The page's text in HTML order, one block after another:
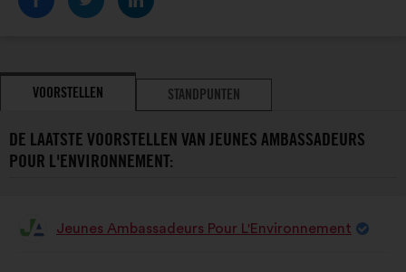
VOORSTELLEN STANDPUNTEN
DE LAATSTE VOORSTELLEN VAN JEUNES AMBASSADEURS
POUR L'ENVIRONNEMENT:
VoorstelJeunes Ambassadeurs Pour L'Environnement